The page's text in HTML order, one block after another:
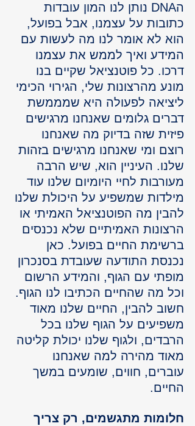
הDNA נותן לנו המון עובדות
כתובות על עצמנו, אבל בפועל,
הוא לא אומר לנו מה לעשות עם
המידע ואיך לממש את עצמנו
דרכו. כל פוטנציאל שקיים בנו
מונע מהרצונות שלי, הגירוי הכימי
ליציאה לפעולה היא שמממשת
דברים גלומים שאנחנו מרגישים
פיזית שזה בדיוק מה שאנחנו
רוצם ומי שאנחנו מרגישים בזהות
שלנו. העיניין הוא, שיש הרבה
מעורבות לחיי היומיום שלנו עוד
מילדות שמשפיע על היכולת שלנו
להבין מה הפוטנציאל האמיתי או
הרצונות האמיתיים שלא נכנסים
ברשימת החיים בפועל. כאן
נכנסת התודעה שעובדת בסנכרון
מופתי עם הגוף, והמידע הרשום
וכל מה שהחיים הכתיבו לנו הגוף.
חשוב להבין, החיים שלנו מאוד
משפיעים על הגוף שלנו בכל
הרבדים, ולגוף שלנו יכולת קליטה
מאוד מהירה למה שאנחנו
עוברים, חווים, שומעים במשך
החיים.
חלומות מתגשמים, רק צריך